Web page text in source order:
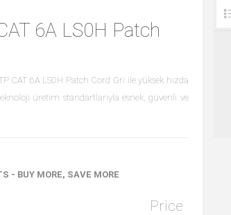
6A LS0H Patch
CAT 6A LS0H Patch Cord Gri ile yüksek hızda
üretim standartlarıyla esnek, güvenli ve
- BUY MORE, SAVE MORE
Price